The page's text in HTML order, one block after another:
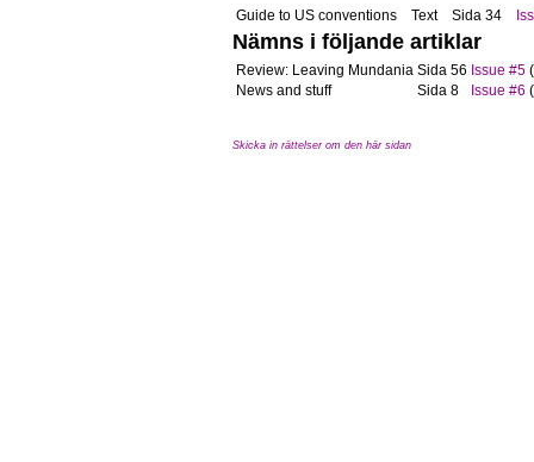
Guide to US conventions Text Sida 34
Nämns i följande artiklar
Review: Leaving Mundania Sida 56 Issue #5
News and stuff
Sida 8 Issue #6
Skicka in rättelser om den här sidan